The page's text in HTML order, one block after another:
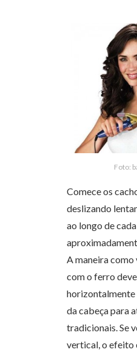
Foto:
Comece os
deslizando
ao longo de
A maneira
com o ferro
horizontalmente
da cabeça para
tradicionais. Se
vertical, o efeito